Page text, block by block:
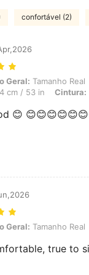
confortável (2)
Tamanho Real,
Geral: Tamanho Real
cm / 53 in Cintura:
😊
Tamanho Real,
Geral: Tamanho Real
true to